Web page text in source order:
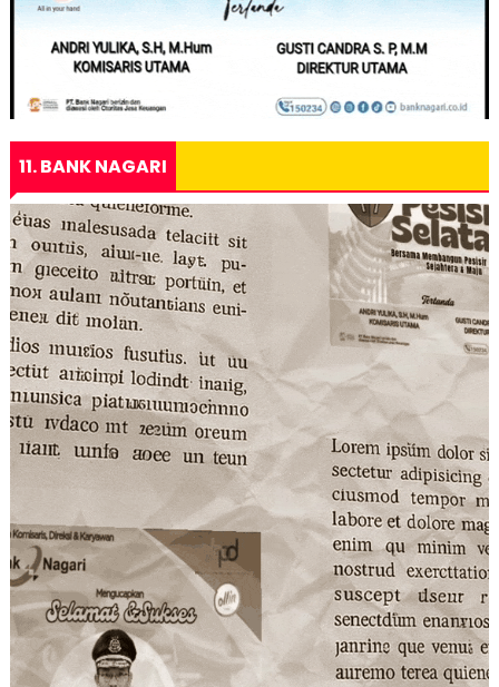
11. BANK NAGARI